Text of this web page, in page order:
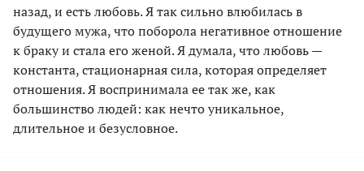
назад, и есть любовь. Я так сильно влюбилась в
будущего мужа, что поборола негативное отношение
к браку и стала его женой. Я думала, что любовь —
константа, стационарная сила, которая определяет
отношения. Я воспринимала ее так же, как
большинство людей: как нечто уникальное,
длительное и безусловное.